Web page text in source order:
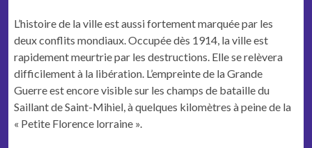
L’histoire de la ville est aussi fortement marquée par les
deux conflits mondiaux. Occupée dès 1914, la ville est
rapidement meurtrie par les destructions. Elle se relèvera
difficilement à la libération. L’empreinte de la Grande
Guerre est encore visible sur les champs de bataille du
Saillant de Saint-Mihiel, à quelques kilomètres à peine de la
« Petite Florence lorraine ».